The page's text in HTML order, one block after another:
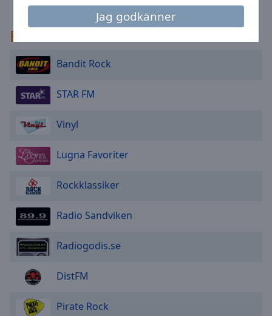
Jag godkänner
Caption
Background
Color
Font
Size
Edge
Style
Font
Family
Reset
Rekommenderad
Bandit Rock
STAR FM
Vinyl
Lugna Favoriter
Rockklassiker
Radio Sandviken
Radiogodis.se
DistFM
Pirate Rock